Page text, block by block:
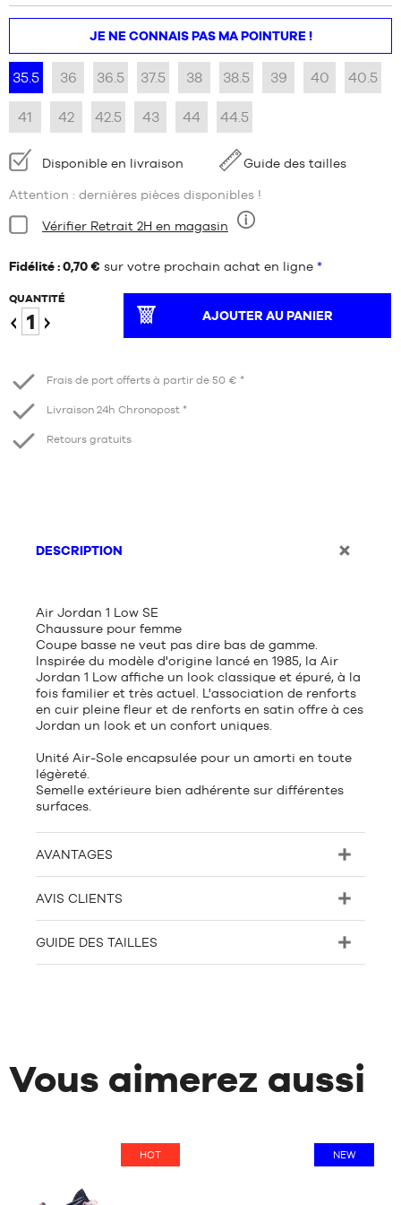
JE NE CONNAIS PAS MA POINTURE !
35.5 36 36.5 37.5 38 38.5 39 40 40.5
41 42 42.5 43 44 44.5
Disponibilité
:
Disponible en livraison Guide des tailles
Attention : dernières pièces disponibles !
Condition:
Neuf
Vérifier Retrait 2H en magasin
Fidélité : 0,70 € sur votre prochain achat en ligne *
QUANTITÉ
AJOUTER AU PANIER
Frais de port offerts à partir de 50 € *
Livraison 24h Chronopost *
Retours gratuits
DESCRIPTION
Air Jordan 1 Low SE
Chaussure pour femme
Coupe basse ne veut pas dire bas de gamme.
Inspirée du modèle d'origine lancé en 1985, la Air
Jordan 1 Low affiche un look classique et épuré, à la
fois familier et très actuel. L'association de renforts
en cuir pleine fleur et de renforts en satin offre à ces
Jordan un look et un confort uniques.
Unité Air-Sole encapsulée pour un amorti en toute
légèreté.
Semelle extérieure bien adhérente sur différentes
surfaces.
AVANTAGES
AVIS CLIENTS
GUIDE DES TAILLES
Vous aimerez aussi
HOT NEW